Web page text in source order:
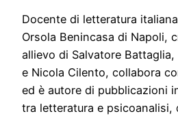
Docente di letteratura
Orsola Benincasa di Napoli,
allievo di Salvatore
e Nicola Cilento, collabora
ed è autore di pubblicazioni
tra letteratura e psicoanalisi,